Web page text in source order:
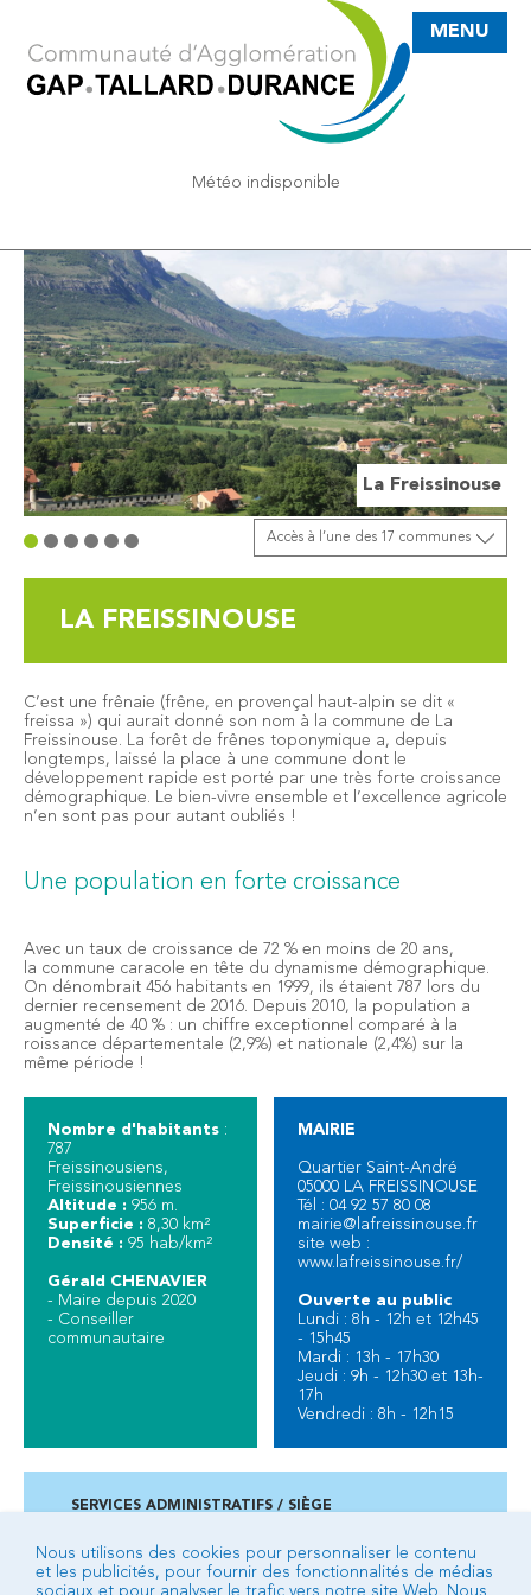
Météo indisponible
MENU
LA FREISSINOUSE
C’est une frênaie (frêne, en provençal haut-alpin se dit «
freissa ») qui aurait donné son nom à la commune de La
Freissinouse. La forêt de frênes toponymique a, depuis
longtemps, laissé la place à une commune dont le
développement rapide est porté par une très forte croissance
démographique. Le bien-vivre ensemble et l’excellence agricole
n’en sont pas pour autant oubliés !
Une population en forte croissance
Avec un taux de croissance de 72 % en moins de 20 ans,
la commune caracole en tête du dynamisme démographique.
On dénombrait 456 habitants en 1999, ils étaient 787 lors du
dernier recensement de 2016. Depuis 2010, la population a
augmenté de 40 % : un chiffre exceptionnel comparé à la
roissance départementale (2,9%) et nationale (2,4%) sur la
même période !
Nombre d'habitants :
787
Freissinousiens,
Freissinousiennes
Altitude : 956 m.
Superficie : 8,30 km²
Densité : 95 hab/km²
Gérald CHENAVIER
- Maire depuis 2020
- Conseiller
communautaire
MAIRIE
Quartier Saint-André
05000 LA FREISSINOUSE
Tél : 04 92 57 80 08
mairie@lafreissinouse.fr
site web :
www.lafreissinouse.fr/
Ouverte au public
Lundi : 8h - 12h et 12h45
- 15h45
Mardi : 13h - 17h30
Jeudi : 9h - 12h30 et 13h-
17h
Vendredi : 8h - 12h15
La Freissinouse
Accès à l’une des 17 communes
SERVICES ADMINISTRATIFS / SIÈGE
BP 92 - 05007 GAP cedex
04 92 53 24 24
Nous utilisons des cookies pour personnaliser le contenu
et les publicités, pour fournir des fonctionnalités de médias
sociaux et pour analyser le trafic vers notre site Web. Nous